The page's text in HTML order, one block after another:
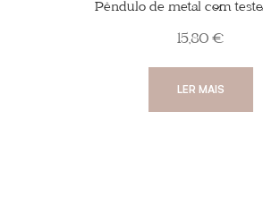
Pêndulo de metal com
15,80 €
LER MAIS